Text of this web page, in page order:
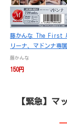
藤かんな The First
リーナ、マドンナ専
藤かんな
150円
【緊急】マ